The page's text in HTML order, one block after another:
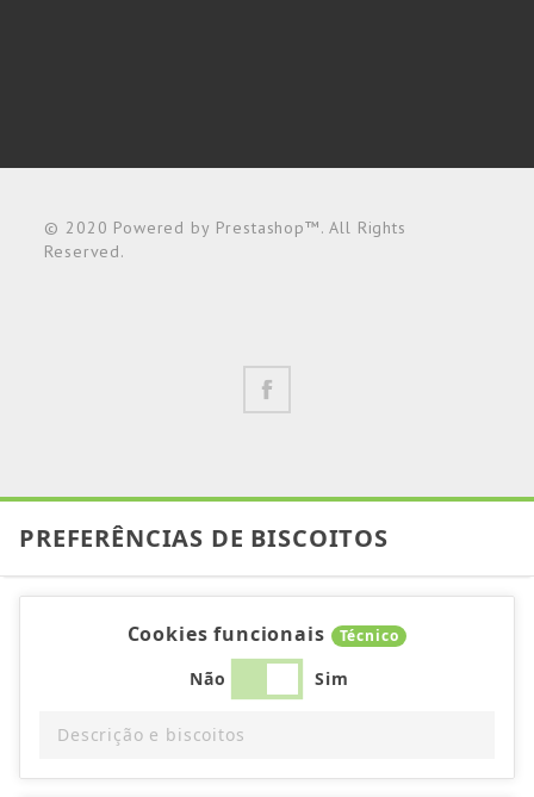
© 2020 Powered by Prestashop™. All Rights
Reserved.
PREFERÊNCIAS DE BISCOITOS
Cookies funcionais Técnico
Não Sim
Descrição e biscoitos